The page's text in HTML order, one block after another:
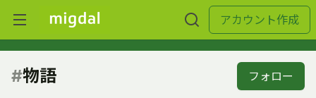
アカウント作成
#物語 フォロー